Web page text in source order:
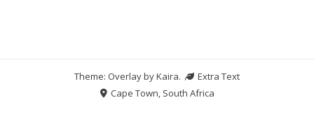
Theme: Overlay byKaira.
Extra Text
Cape Town, South Africa